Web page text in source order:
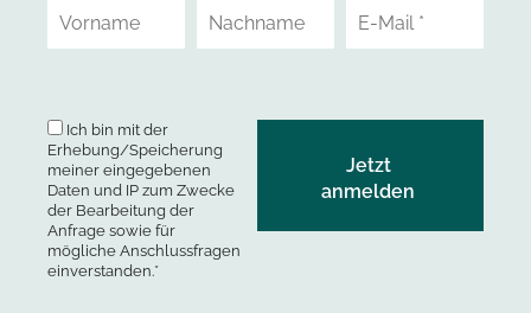
Ich bin mit der
Erhebung/Speicherung
meiner eingegebenen
Daten und IP zum Zwecke
der Bearbeitung der
Anfrage sowie für
mögliche Anschlussfragen
einverstanden.*